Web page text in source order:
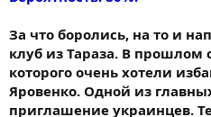
За что боролись, на то и
клуб из Тараза. В прошлом
которого очень хотели
Яровенко. Одной из
приглашение украинцев.